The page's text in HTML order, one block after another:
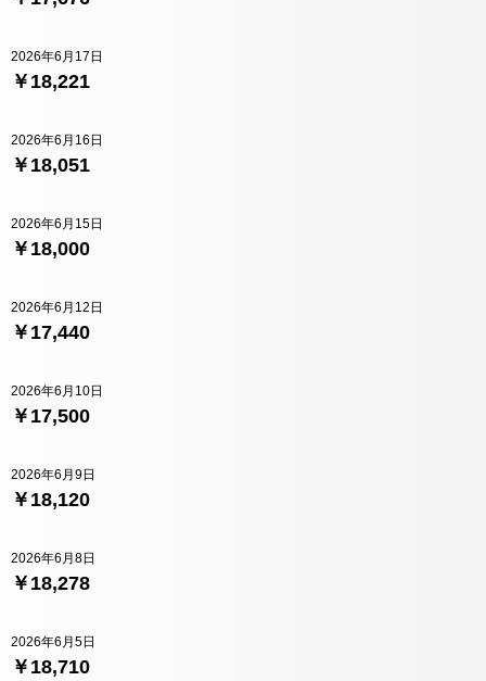
￥18,221
2026年6月17日
￥18,051
2026年6月16日
￥18,000
2026年6月15日
￥17,440
2026年6月12日
￥17,500
2026年6月10日
￥18,120
2026年6月9日
￥18,278
2026年6月8日
￥18,710
2026年6月5日